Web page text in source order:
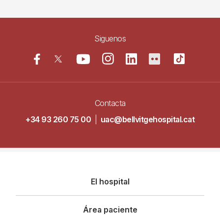
Siguenos
Contacta
+34 93 260 75 00
uac@bellvitgehospital.cat
principal
El hospital
Área paciente